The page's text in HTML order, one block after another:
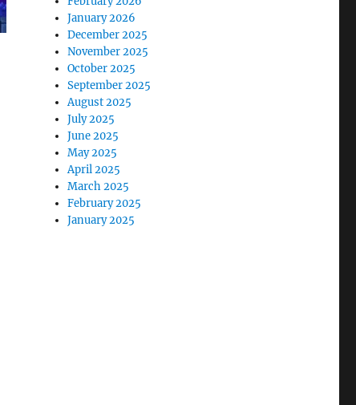
January 2026
December 2025
November 2025
October 2025
September 2025
August 2025
July 2025
June 2025
May 2025
April 2025
March 2025
February 2025
January 2025